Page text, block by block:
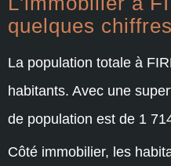
quelques chiffres
La population totale à
habitants. Avec une
de population est de 1
Côté immobilier, les